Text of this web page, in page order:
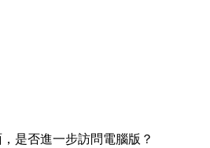
是否進一步訪問電腦版？